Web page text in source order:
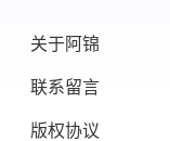
关于阿锦
联系留言
版权协议